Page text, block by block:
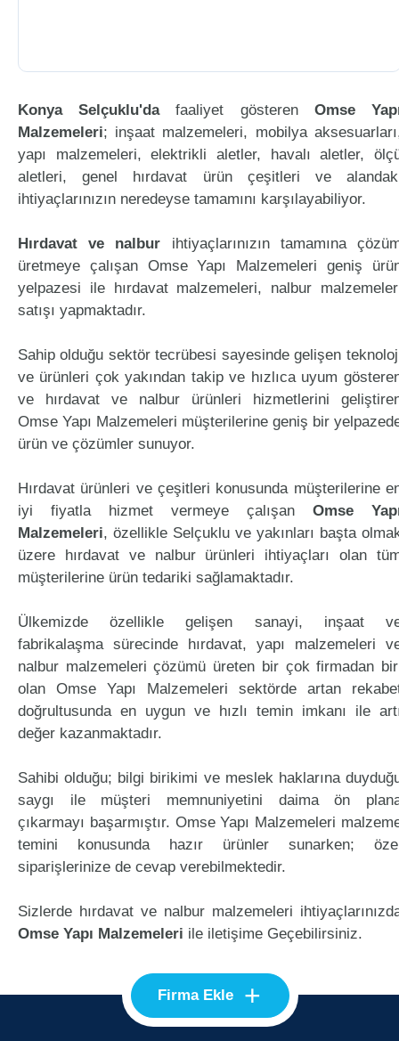
Konya Selçuklu'dafaaliyet gösteren Omse
Malzemeleri; inşaat malzemeleri, mobilya
yapı malzemeleri, elektrikli aletler, havalı aletler,
aletleri, genel hırdavat ürün çeşitleri ve
ihtiyaçlarınızın neredeyse tamamını karşılayabiliyor.
Hırdavat ve nalbur ihtiyaçlarınızın tamamına
üretmeye çalışan Omse Yapı Malzemeleri geniş
yelpazesi ile hırdavat malzemeleri, nalbur
satışı yapmaktadır.
Sahip olduğu sektör tecrübesi sayesinde gelişen
ve ürünleri çok yakından takip ve hızlıca uyum
ve hırdavat ve nalbur ürünleri hizmetlerini
Omse Yapı Malzemeleri müşterilerine geniş bir
ürün ve çözümler sunuyor.
Hırdavat ürünleri ve çeşitleri konusunda müşterilerine
iyi fiyatla hizmet vermeye çalışan Omse
Malzemeleri, özellikle Selçuklu ve yakınları başta
üzere hırdavat ve nalbur ürünleri ihtiyaçları olan
müşterilerine ürün tedariki sağlamaktadır.
Ülkemizde özellikle gelişen sanayi, inşaat
fabrikalaşma sürecinde hırdavat, yapı malzemeleri
nalbur malzemeleri çözümü üreten bir çok firmadan
olan Omse Yapı Malzemeleri sektörde artan
doğrultusunda en uygun ve hızlı temin imkanı ile
değer kazanmaktadır.
Sahibi olduğu; bilgi birikimi ve meslek haklarına
saygı ile müşteri memnuniyetini daima ön
çıkarmayı başarmıştır. Omse Yapı Malzemeleri
temini konusunda hazır ürünler sunarken;
siparişlerinize de cevap verebilmektedir.
Sizlerde hırdavat ve nalbur malzemeleri
Omse Yapı Malzemeleri ile iletişime Geçebilirsiniz.
Firma Ekle +